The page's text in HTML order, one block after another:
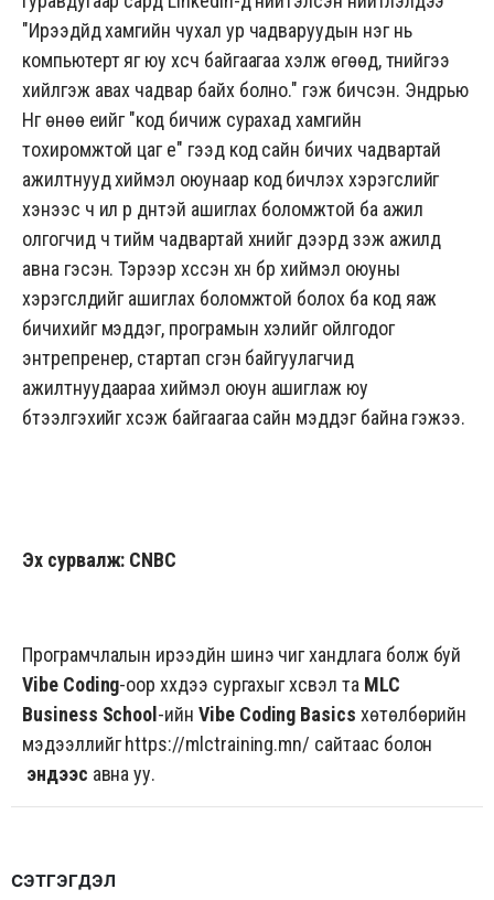
"Ирээдүйд хамгийн чухал ур чадваруудын нэг нь
компьютерт яг юу хүсч байгаагаа хэлж өгөөд, түүнийгээ
хийлгэж авах чадвар байх болно." гэж бичсэн. Эндрью
Нг өнөө үеийг "код бичиж сурахад хамгийн
тохиромжтой цаг үе" гээд код сайн бичих чадвартай
ажилтнууд хиймэл оюунаар код бичүүлэх хэрэгслийг
хэнээс ч илүү үр дүнтэй ашиглах боломжтой ба ажил
олгогчид ч тийм чадвартай хүнийг дээрд үзэж ажилд
авна гэсэн. Тэрээр хүссэн хүн бүр хиймэл оюуны
хэрэгслүүдийг ашиглах боломжтой болох ба код яаж
бичихийг мэддэг, програмын хэлийг ойлгодог
энтрепренер, стартап үүсгэн байгуулагчид
ажилтнуудаараа хиймэл оюун ашиглаж юу
бүтээлгэхийг хүсэж байгаагаа сайн мэддэг байна гэжээ.
Эх сурвалж: CNBC
Програмчлалын ирээдүйн шинэ чиг хандлага болж буй
Vibe Coding-оор хүүхдээ сургахыг хүсвэл та MLC
Business School -ийн Vibe Coding Basics хөтөлбөрийн
мэдээллийгhttps://mlctraining.mn/ сайтаас болон
эндээс авна уу.
СЭТГЭГДЭЛ